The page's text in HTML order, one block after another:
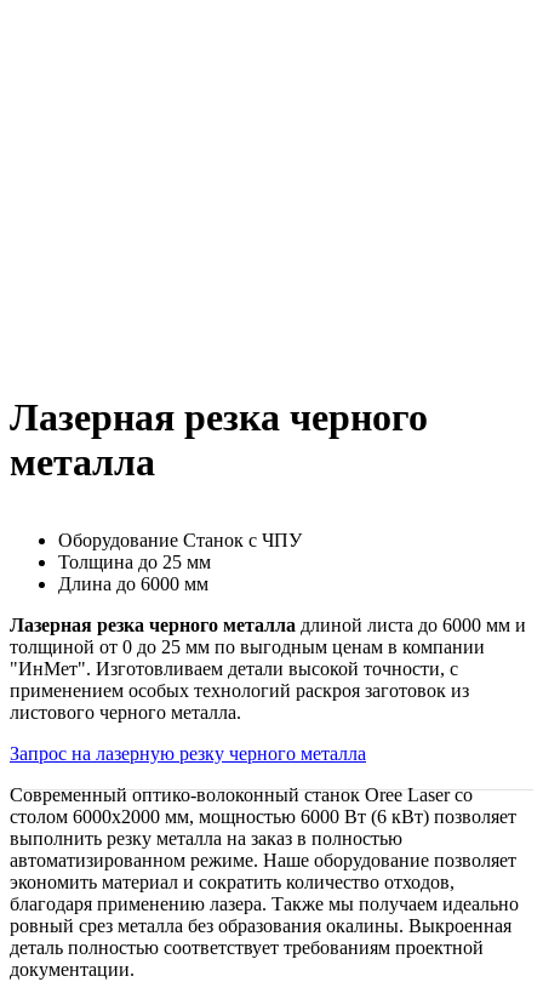
Лазерная резка черного
металла
Оборудование Станок с ЧПУ
Толщина до 25 мм
Длина до 6000 мм
Лазерная резка черного металла длиной листа до 6000 мм и
толщиной от 0 до 25 мм по выгодным ценам в компании
"ИнМет". Изготовливаем детали высокой точности, с
применением особых технологий раскроя заготовок из
листового черного металла.
Запрос на лазерную резку черного металла
Современный оптико-волоконный станок Oree Laser со
столом 6000х2000 мм, мощностью 6000 Вт (6 кВт) позволяет
выполнить резку металла на заказ в полностью
автоматизированном режиме. Наше оборудование позволяет
экономить материал и сократить количество отходов,
благодаря применению лазера. Также мы получаем идеально
ровный срез металла без образования окалины. Выкроенная
деталь полностью соответствует требованиям проектной
документации.